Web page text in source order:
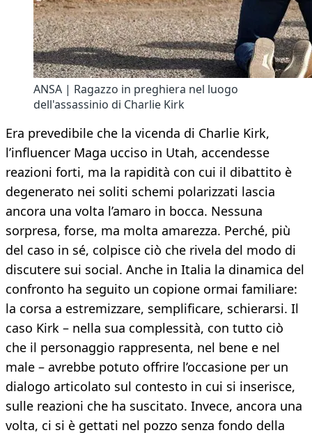
ANSA | Ragazzo in preghiera nel luogo
dell'assassinio di Charlie Kirk
Era prevedibile che la vicenda di Charlie Kirk,
l’influencer Maga ucciso in Utah, accendesse
reazioni forti, ma la rapidità con cui il dibattito è
degenerato nei soliti schemi polarizzati lascia
ancora una volta l’amaro in bocca. Nessuna
sorpresa, forse, ma molta amarezza. Perché, più
del caso in sé, colpisce ciò che rivela del modo di
discutere sui social. Anche in Italia la dinamica del
confronto ha seguito un copione ormai familiare:
la corsa a estremizzare, semplificare, schierarsi. Il
caso Kirk – nella sua complessità, con tutto ciò
che il personaggio rappresenta, nel bene e nel
male – avrebbe potuto offrire l’occasione per un
dialogo articolato sul contesto in cui si inserisce,
sulle reazioni che ha suscitato. Invece, ancora una
volta, ci si è gettati nel pozzo senza fondo della